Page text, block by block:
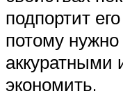
подпортит
потому
аккуратными
экономить.